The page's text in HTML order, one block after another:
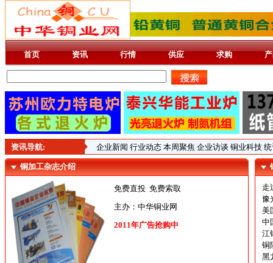
首页 资讯 行情 供应 求购
资讯导航: 企业新闻 行业动态 本周聚焦 企业访谈 铜业科技
铜加工杂志介绍
免费直投 免费索取
主办：中华铜业网
2011年广告抢购中
走
豫
美
中
江
铜
黑